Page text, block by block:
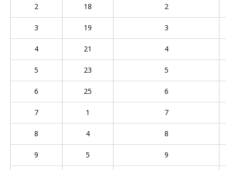
2 18 2
3 19 3
4 21 4
5 23 5
6 25 6
7 1 7
8 4 8
9 5 9